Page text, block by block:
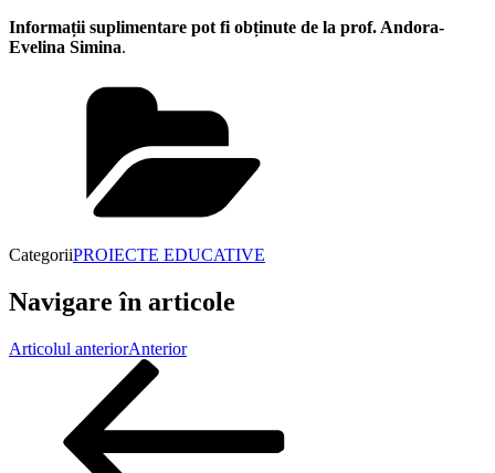
Informații suplimentare pot fi obținute de la prof. Andora-
Evelina Simina.
CategoriiPROIECTE EDUCATIVE
Navigare în articole
Articolul anteriorAnterior